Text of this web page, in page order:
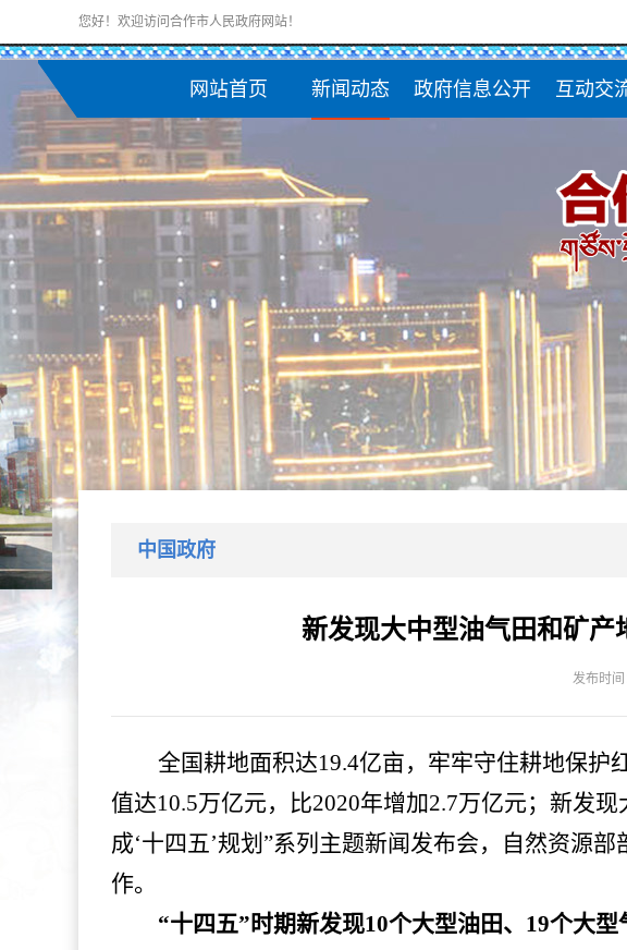
您好！欢迎访问合作市人民政府网站！
网站首页 新闻动态 政府信息公开 互动交
中国政府
新发现大中型油气田和矿产
发布时
全国耕地面积达19.4亿亩，牢牢守住耕地保护
值达10.5万亿元，比2020年增加2.7万亿元；新发
成‘十四五’规划”系列主题新闻发布会，自然资源
作。
“十四五”时期新发现10个大型油田、19个大型